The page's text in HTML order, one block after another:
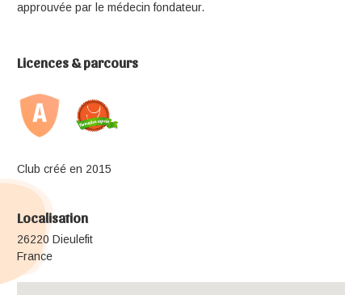
approuvée par le médecin fondateur.
Licences & parcours
Club créé en 2015
Localisation
26220 Dieulefit
France